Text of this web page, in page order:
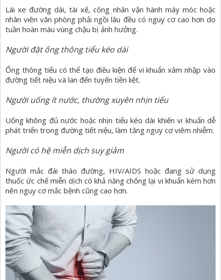
Lái xe đường dài, tài xế, công nhân vận hành máy móc hoặc
nhân viên văn phòng phải ngồi lâu đều có nguy cơ cao hơn do
tuần hoàn máu vùng chậu bị ảnh hưởng.
Người đặt ống thông tiểu kéo dài
Ống thông tiểu có thể tạo điều kiện để vi khuẩn xâm nhập vào
đường tiết niệu và lan đến tuyến tiền liệt.
Người uống ít nước, thường xuyên nhịn tiểu
Uống không đủ nước hoặc nhịn tiểu kéo dài khiến vi khuẩn dễ
phát triển trong đường tiết niệu, làm tăng nguy cơ viêm nhiễm.
Người có hệ miễn dịch suy giảm
Người mắc đái tháo đường, HIV/AIDS hoặc đang sử dụng
thuốc ức chế miễn dịch có khả năng chống lại vi khuẩn kém hơn
nên nguy cơ mắc bệnh cũng cao hơn.